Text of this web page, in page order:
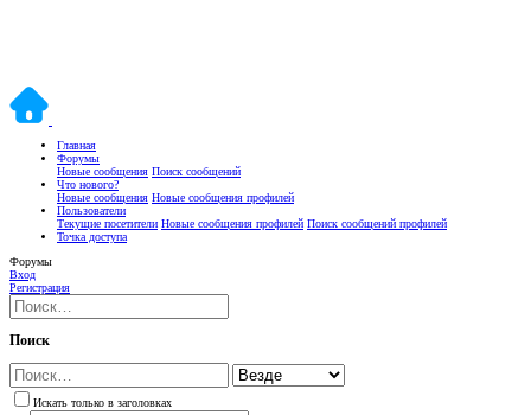
Главная
Форумы
Новые сообщения Поиск сообщений
Что нового?
Новые сообщения Новые сообщения профилей
Пользователи
Текущие посетители Новые сообщения профилей Поиск сообщений профилей
Точка доступа
Форумы
Вход
Регистрация
Поиск
Искать только в заголовках